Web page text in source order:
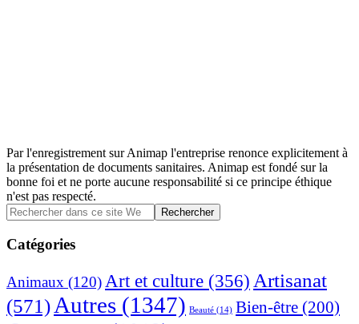
Par l'enregistrement sur Animap l'entreprise renonce explicitement à
la présentation de documents sanitaires. Animap est fondé sur la
bonne foi et ne porte aucune responsabilité si ce principe éthique
n'est pas respecté.
Barre
latérale
principale
Rechercher
dans
ce
site
Catégories
Animaux (120) Art et culture (356) Artisanat
(571) Autres (1347) Beauté (14) Bien-être (200)